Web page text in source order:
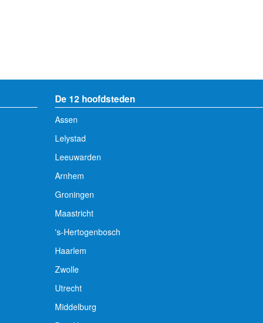
De 12 hoofdsteden
Assen
Lelystad
Leeuwarden
Arnhem
Groningen
Maastricht
's-Hertogenbosch
Haarlem
Zwolle
Utrecht
Middelburg